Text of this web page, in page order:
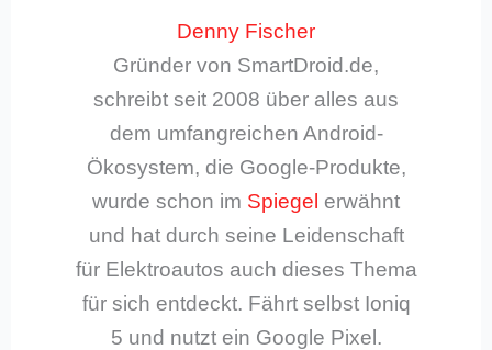
Denny Fischer
Gründer von SmartDroid.de,
schreibt seit 2008 über alles aus
dem umfangreichen Android-
Ökosystem, die Google-Produkte,
wurde schon im Spiegel erwähnt
und hat durch seine Leidenschaft
für Elektroautos auch dieses Thema
für sich entdeckt. Fährt selbst Ioniq
5 und nutzt ein Google Pixel.